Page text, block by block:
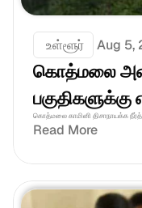
உள்ளூர் Aug 5,
கொத்மலை
கொத்மலை காமினி திசாநாயக்க
Read More